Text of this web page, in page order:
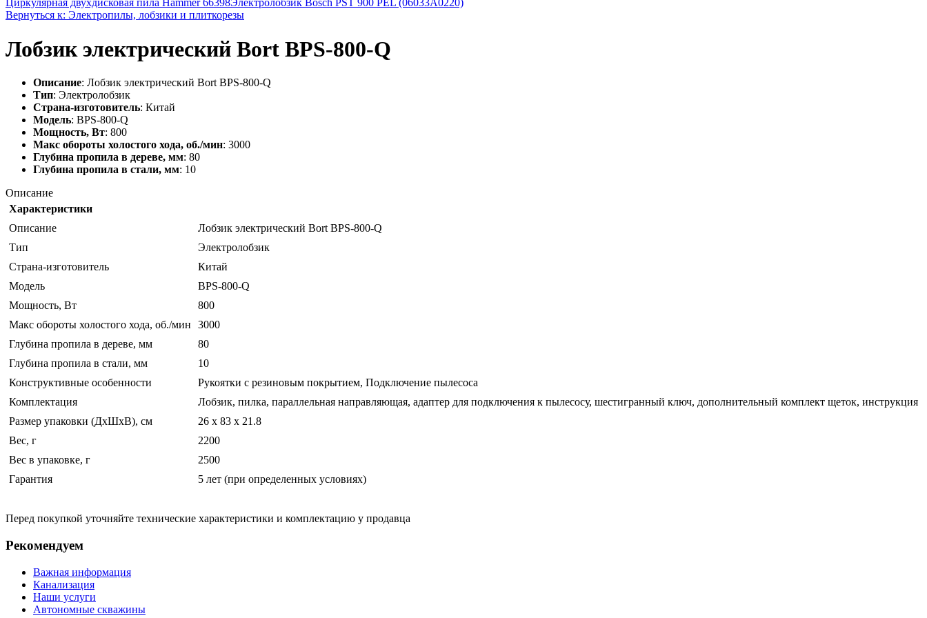
Циркулярная двухдисковая пила Hammer 66398Электролобзик Bosch PST 900 PEL (06033A0220)
Вернуться к: Электропилы, лобзики и плиткорезы
Лобзик электрический Bort BPS-800-Q
Описание: Лобзик электрический Bort BPS-800-Q
Тип: Электролобзик
Страна-изготовитель: Китай
Модель: BPS-800-Q
Мощность, Вт: 800
Макс обороты холостого хода, об./мин: 3000
Глубина пропила в дереве, мм: 80
Глубина пропила в стали, мм: 10
Описание
Характеристики
Описание
Лобзик электрический Bort BPS-800-Q
Тип
Электролобзик
Страна-изготовитель
Китай
Модель
BPS-800-Q
Мощность, Вт
800
Макс обороты холостого хода, об./мин
3000
Глубина пропила в дереве, мм
80
Глубина пропила в стали, мм
10
Конструктивные особенности
Рукоятки с резиновым покрытием, Подключение пылесоса
Комплектация
Лобзик, пилка, параллельная направляющая, адаптер для подключения к пылесосу, шестигранный ключ, дополнительный комплект щеток, инструкция
Размер упаковки (ДхШхВ), см
26 x 83 x 21.8
Вес, г
2200
Вес в упаковке, г
2500
Гарантия
5 лет (при определенных условиях)
Перед покупкой уточняйте технические характеристики и комплектацию у продавца
Рекомендуем
Важная информация
Канализация
Наши услуги
Автономные скважины